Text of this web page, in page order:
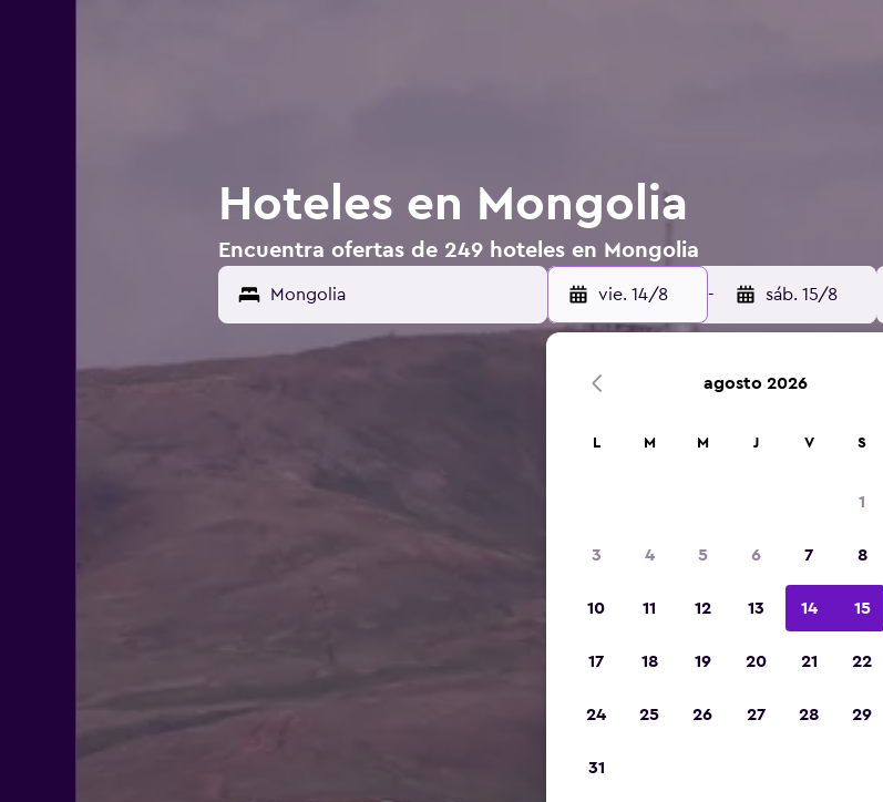
Hoteles en Mongolia
Encuentra ofertas de 249 hoteles en Mongolia
vie. 14/8 - sáb. 15/8
agosto 2026
L M M J V S
1
3 4 5 6 7 8
10 11 12 13 14 15
17 18 19 20 21 22
24 25 26 27 28 29
31